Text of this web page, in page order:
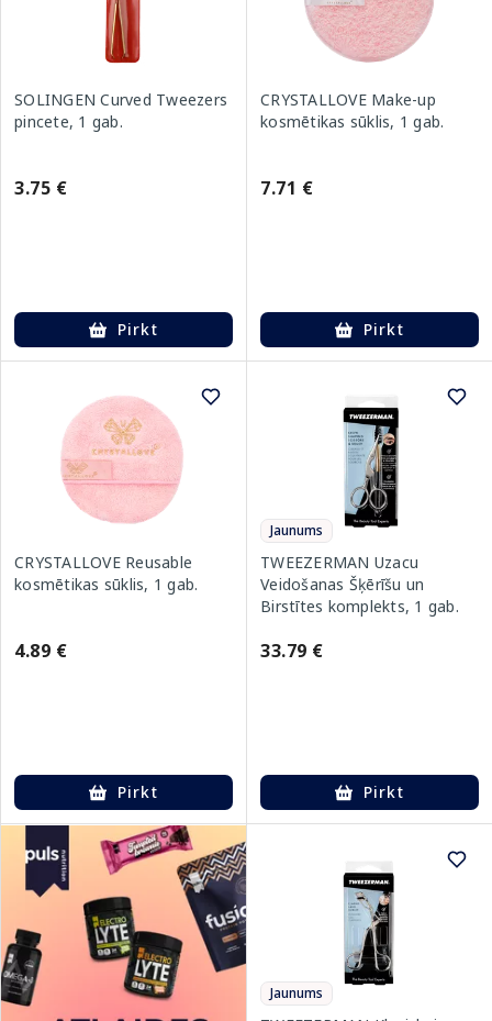
SOLINGEN Curved Tweezers
pincete, 1 gab.
3.75 €
Pirkt
CRYSTALLOVE Make-up
kosmētikas sūklis, 1 gab.
7.71 €
Pirkt
CRYSTALLOVE Reusable
kosmētikas sūklis, 1 gab.
4.89 €
Pirkt
Jaunums
TWEEZERMAN Uzacu
Veidošanas Šķērīšu un
Birstītes komplekts, 1 gab.
33.79 €
Pirkt
Jaunums